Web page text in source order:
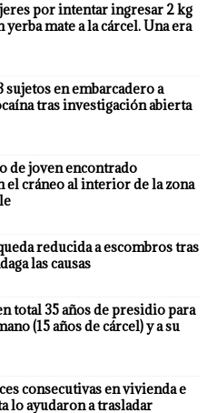
por intentar ingresar 2 kg
mate a la cárcel. Una era
sujetos en embarcadero a
tras investigación abierta
de joven encontrado
el cráneo al interior de la zona
reducida a escombros tras
las causas
total 35 años de presidio para
(15 años de cárcel) y a su
consecutivas en vivienda e
lo ayudaron a trasladar